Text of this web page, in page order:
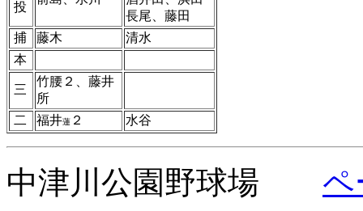
投
長尾、藤田
捕
藤木
清水
本
三
竹腰２、藤井
所
二
福井蓮 ２ 水谷
中津川公園野球場
ペ